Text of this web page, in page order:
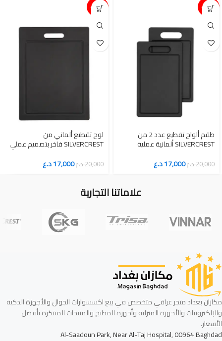
15%-
طقم ألواح تقطيع عدد 2 من
SILVERCREST ألمانية عملية
20,000د.ع17,000د.ع
15%-
لوح تقطيع ألماني من
SILVERCREST فاخر بتصميم عملي
20,000د.ع17,000د.ع
علاماتنا التجارية
مكازان بغداد متجر عراقي متخصص في بيع اكسسوارات الجوال والأجهزة الذكية
والإلكترونيات والأجهزة المنزلية وأجهزة المطبخ والمنتجات المبتكرة بأفضل
الأسعار.
Al-Saadoun Park, Near Al-Taj Hospital, 00964 Baghdad